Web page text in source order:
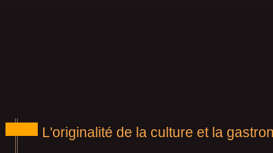
L'originalité de la culture et la